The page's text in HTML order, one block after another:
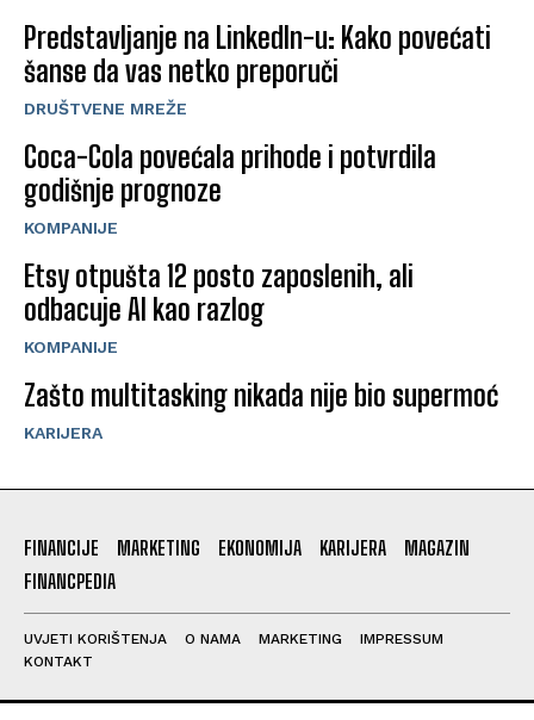
Predstavljanje na LinkedIn-u: Kako povećati
šanse da vas netko preporuči
DRUŠTVENE MREŽE
Coca-Cola povećala prihode i potvrdila
godišnje prognoze
KOMPANIJE
Etsy otpušta 12 posto zaposlenih, ali
odbacuje AI kao razlog
KOMPANIJE
Zašto multitasking nikada nije bio supermoć
KARIJERA
FINANCIJE MARKETING EKONOMIJA KARIJERA
MAGAZIN
FINANCPEDIA
UVJETI KORIŠTENJA O NAMA MARKETING
IMPRESSUM
KONTAKT